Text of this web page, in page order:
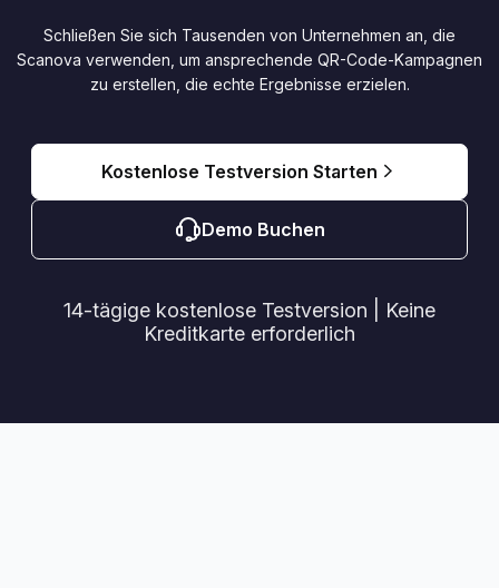
Schließen Sie sich Tausenden von Unternehmen an, die
Scanova verwenden, um ansprechende QR-Code-Kampagnen
zu erstellen, die echte Ergebnisse erzielen.
Kostenlose Testversion Starten
Demo Buchen
14-tägige kostenlose Testversion | Keine
Kreditkarte erforderlich